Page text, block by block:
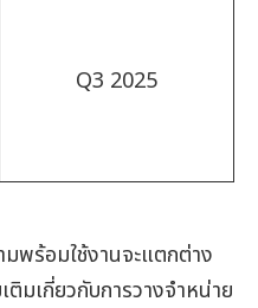
Q3 2025
มพร้อมใช้งานจะแตกต่าง
มเกี่ยวกับการวางจำหน่าย